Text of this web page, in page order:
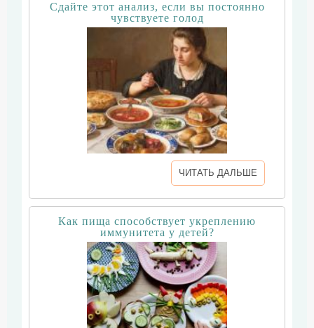
Сдайте этот анализ, если вы постоянно
чувствуете голод
ЧИТАТЬ ДАЛЬШЕ
Как пища способствует укреплению
иммунитета у детей?